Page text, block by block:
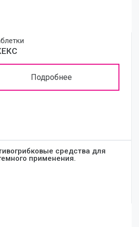
Подробнее
средства для
применения.